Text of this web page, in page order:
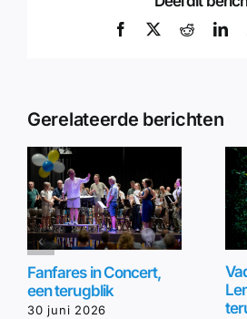
Facebook Reddit
Gerelateerde berichten
Fanfares in Concert,
een terugblik
30 juni 2026